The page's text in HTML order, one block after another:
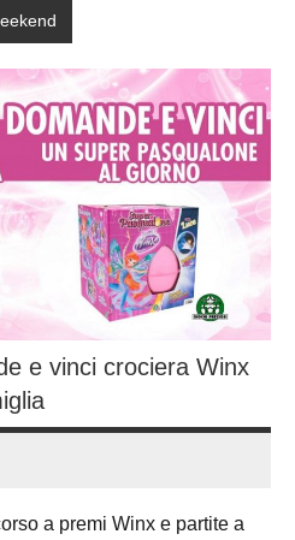
e vinci crociera Winx
a premi Winx e partite a